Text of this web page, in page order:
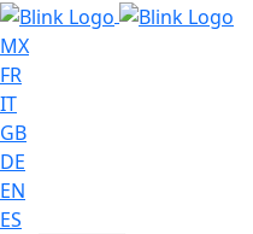
MX
FR
IT
GB
DE
EN
ES